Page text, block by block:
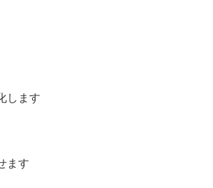
します
ます